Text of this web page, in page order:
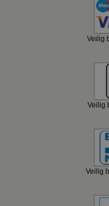
Veilig
Veilig
Veilig